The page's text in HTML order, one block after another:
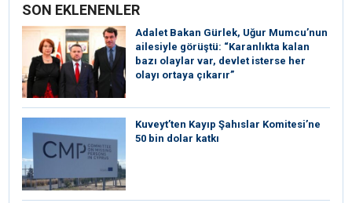
SON EKLENENLER
Adalet Bakan Gürlek, Uğur Mumcu’nun
ailesiyle görüştü: “Karanlıkta kalan
bazı olaylar var, devlet isterse her
olayı ortaya çıkarır”
Kuveyt’ten Kayıp Şahıslar Komitesi’ne
50 bin dolar katkı